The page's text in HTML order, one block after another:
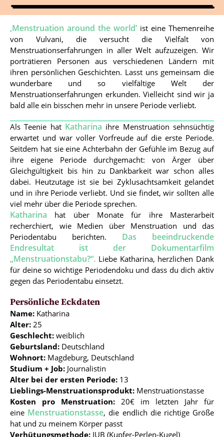
‚Menstruation around the world’ ist eine Themenreihe
von Vulvani, die versucht die Vielfalt von
Menstruationserfahrungen in aller Welt aufzuzeigen. Wir
porträtieren Personen aus verschiedenen Ländern mit
ihren persönlichen Geschichten. Lasst uns gemeinsam die
wunderbare und so vielfältige Welt der
Menstruationserfahrungen erkunden. Vielleicht sind wir ja
bald alle ein bisschen mehr in unsere Periode verliebt.
Als Teenie hat Katharina ihre Menstruation sehnsüchtig
erwartet und war voller Vorfreude auf die erste Periode.
Seitdem hat sie eine Achterbahn der Gefühle im Bezug auf
ihre eigene Periode durchgemacht: von Ärger über
Gleichgültigkeit bis hin zu Dankbarkeit war schon alles
dabei. Heutzutage ist sie bei Zyklusachtsamkeit gelandet
und in ihre Periode verliebt. Und sie findet, wir sollten alle
viel mehr über die Periode sprechen.
Katharina hat über Monate für ihre Masterarbeit
recherchiert, wie Medien über Menstruation und das
Periodentabu berichten. Das beeindruckende
Endresultat ist der Dokumentarfilm
„Menstruationstabu?“. Liebe Katharina, herzlichen Dank
für deine so wichtige Periodendoku und dass du dich aktiv
gegen das Periodentabu einsetzt.
Persönliche Eckdaten
Name: Katharina
Alter: 25
Geschlecht: weiblich
Geburtsland: Deutschland
Wohnort: Magdeburg, Deutschland
Studium + Job: Journalistin
Alter bei der ersten Periode: 13
Lieblings-Menstruationsprodukt: Menstruationstasse
Kosten pro Menstruation: 20€ im letzten Jahr für
eine Menstruationstasse, die endlich die richtige Größe
hat und zu meinem Körper passt
Verhütungsmethode: IUB (Kupfer-Perlen-Kugel)